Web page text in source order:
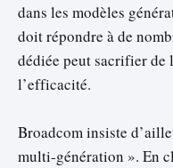
dans les modèles
doit répondre à de
dédiée peut sacrifier
l’efficacité.
Broadcom insiste
multi-génération ». En